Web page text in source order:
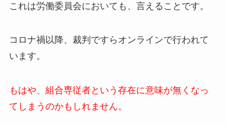
これは労働委員会においても、言えることです。
コロナ禍以降、裁判ですらオンラインで行われて
います。
もはや、組合専従者という存在に意味が無くなっ
てしまうのかもしれません。